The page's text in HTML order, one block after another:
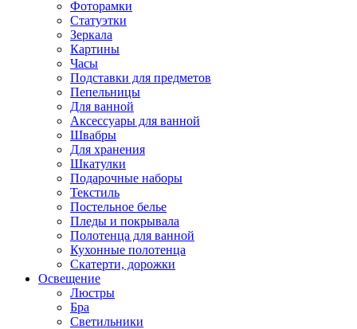
Фоторамки
Статуэтки
Зеркала
Картины
Часы
Подставки для предметов
Пепельницы
Для ванной
Аксессуары для ванной
Швабры
Для хранения
Шкатулки
Подарочные наборы
Текстиль
Постельное белье
Пледы и покрывала
Полотенца для ванной
Кухонные полотенца
Скатерти, дорожки
Освещение
Люстры
Бра
Светильники